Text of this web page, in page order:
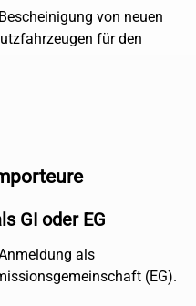
von neuen
für den
GI oder EG
als
(EG).